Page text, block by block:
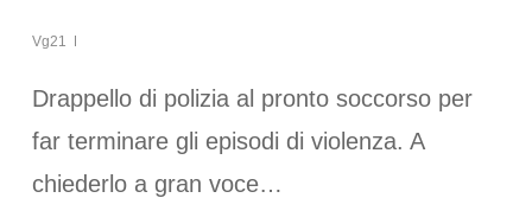
Vg21
Drappello di polizia al pronto soccorso per
far terminare gli episodi di violenza. A
chiederlo a gran voce…